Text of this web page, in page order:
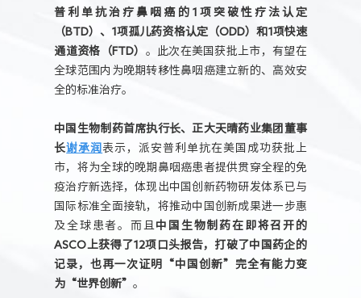
普利单抗治疗鼻咽癌的1项突破性疗法认定
（BTD）、1项孤儿药资格认定（ODD）和1项快速
通道资格（FTD） 。此次在美国获批上市，有望在
全球范围内为晚期转移性鼻咽癌建立新的、高效安
全的标准治疗。
中国生物制药首席执行长、正大天晴药业集团董事
长谢承润表示，派安普利单抗在美国成功获批上
市，将为全球的晚期鼻咽癌患者提供贯穿全程的免
疫治疗新选择，体现出中国创新药物研发体系已与
国际标准全面接轨，将推动中国创新成果进一步惠
及全球患者。而且 中国生物制药在即将召开的
ASCO上获得了12项口头报告，打破了中国药企的
记录，也再一次证明“中国创新”完全有能力变
为“世界创新”。